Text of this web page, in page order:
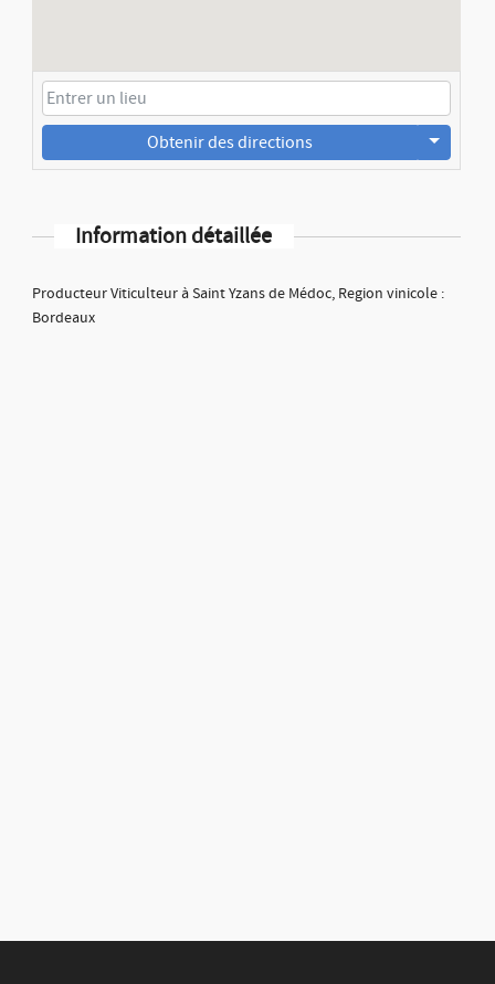
Obtenir des directions
Information détaillée
Producteur Viticulteur à Saint Yzans de Médoc, Region vinicole :
Bordeaux